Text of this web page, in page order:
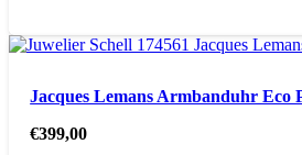
Jacques Lemans Armbanduhr Eco
€399,00